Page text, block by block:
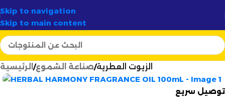
Skip to navigation
Skip to main content
أرتسيلا:الوجهة ✦
الرئيسية صناعة الشموع الزيوت العطرية
توصيل سريع